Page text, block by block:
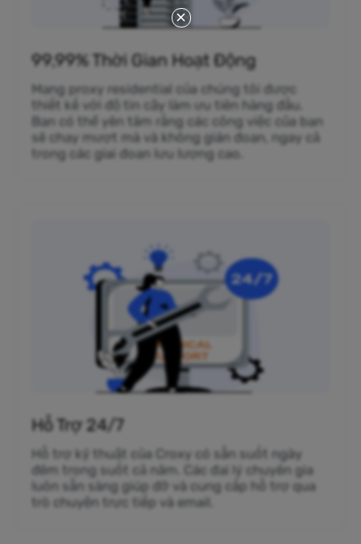
99,99% Thời Gian Hoạt Động
Mạng proxy residential của chúng tôi được
thiết kế với độ tin cậy làm ưu tiên hàng đầu.
Bạn có thể yên tâm rằng các công việc của bạn
sẽ chạy mượt mà và không gián đoạn, ngay cả
trong các giai đoạn lưu lượng cao.
Hỗ Trợ 24/7
Hỗ trợ kỹ thuật của Croxy có sẵn suốt ngày
đêm trong suốt cả năm. Các đại lý chuyên gia
luôn sẵn sàng giúp đỡ và cung cấp hỗ trợ qua
trò chuyện trực tiếp và email.